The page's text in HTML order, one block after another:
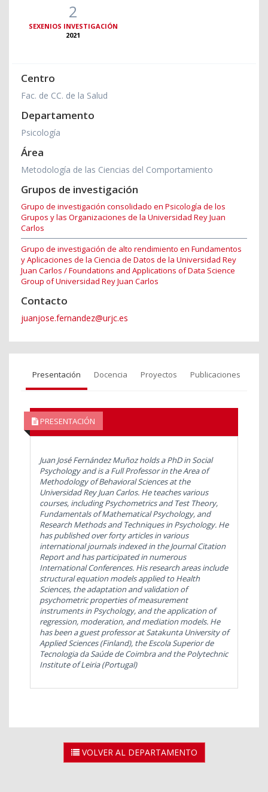
2
SEXENIOS INVESTIGACIÓN
2021
Centro
Fac. de CC. de la Salud
Departamento
Psicología
Área
Metodología de las Ciencias del Comportamiento
Grupos de investigación
Grupo de investigación consolidado en Psicología de los
Grupos y las Organizaciones de la Universidad Rey Juan
Carlos
Grupo de investigación de alto rendimiento en Fundamentos
y Aplicaciones de la Ciencia de Datos de la Universidad Rey
Juan Carlos / Foundations and Applications of Data Science
Group of Universidad Rey Juan Carlos
Contacto
juanjose.fernandez@urjc.es
Presentación Docencia Proyectos Publicaciones
PRESENTACIÓN
Juan José Fernández Muñoz holds a PhD in Social
Psychology and is a Full Professor in the Area of
Methodology of Behavioral Sciences at the
Universidad Rey Juan Carlos. He teaches various
courses, including Psychometrics and Test Theory,
Fundamentals of Mathematical Psychology, and
Research Methods and Techniques in Psychology. He
has published over forty articles in various
international journals indexed in the Journal Citation
Report and has participated in numerous
International Conferences. His research areas include
structural equation models applied to Health
Sciences, the adaptation and validation of
psychometric properties of measurement
instruments in Psychology, and the application of
regression, moderation, and mediation models. He
has been a guest professor at Satakunta University of
Applied Sciences (Finland), the Escola Superior de
Tecnologia da Saúde de Coimbra and the Polytechnic
Institute of Leiria (Portugal)
VOLVER AL DEPARTAMENTO